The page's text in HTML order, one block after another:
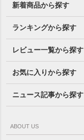
新着商品から探す
ランキングから探す
レビュー一覧から探す
お気に入りから探す
ニュース記事から探す
ABOUT US